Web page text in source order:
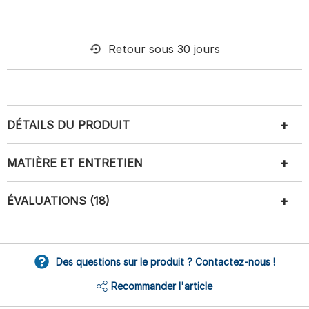
Retour sous 30 jours
DÉTAILS DU PRODUIT
MATIÈRE ET ENTRETIEN
ÉVALUATIONS (18)
Des questions sur le produit ? Contactez-nous !
Recommander l'article